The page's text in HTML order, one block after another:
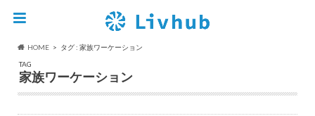
HOME
タグ : 家族ワーケーション
TAG
家族ワーケーション